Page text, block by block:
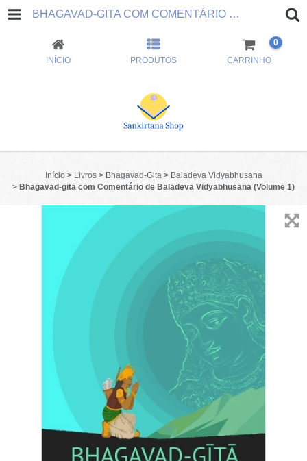
BHAGAVAD-GITA COM COMENTÁRIO DE BALADEVA VIDYABHUSANA (VOLUME 1)
INÍCIO PRODUTOS CARRINHO
0
Início > Livros > Bhagavad-Gita > Baladeva Vidyabhusana
> Bhagavad-gita com Comentário de Baladeva Vidyabhusana (Volume 1)